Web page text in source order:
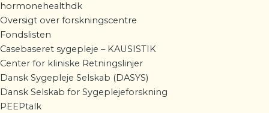
hormonehealthdk
Oversigt over forskningscentre
Fondslisten
Casebaseret sygepleje – KAUSISTIK
Center for kliniske Retningslinjer
Dansk Sygepleje Selskab (DASYS)
Dansk Selskab for Sygeplejeforskning
PEEPtalk